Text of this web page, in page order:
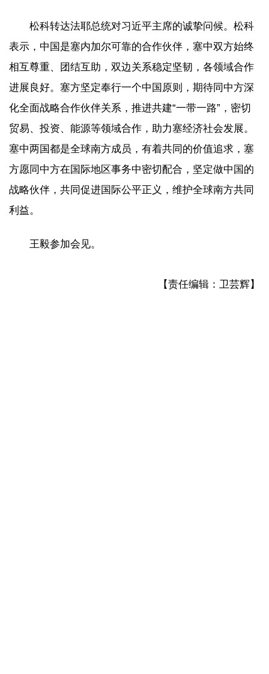
松科转达法耶总统对习近平主席的诚挚问候。松科
表示，中国是塞内加尔可靠的合作伙伴，塞中双方始终
相互尊重、团结互助，双边关系稳定坚韧，各领域合作
进展良好。塞方坚定奉行一个中国原则，期待同中方深
化全面战略合作伙伴关系，推进共建“一带一路”，密切
贸易、投资、能源等领域合作，助力塞经济社会发展。
塞中两国都是全球南方成员，有着共同的价值追求，塞
方愿同中方在国际地区事务中密切配合，坚定做中国的
战略伙伴，共同促进国际公平正义，维护全球南方共同
利益。
王毅参加会见。
【责任编辑：卫芸辉】